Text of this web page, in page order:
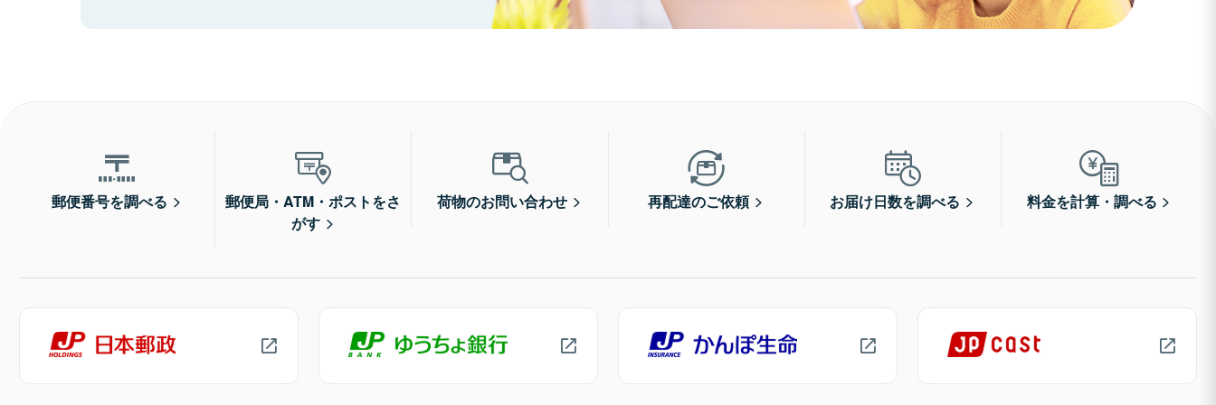
郵便番号を調べる
郵便局・ATM・ポストをさ
がす
荷物のお問い合わせ 再配達のご依頼 お届け日数を調べる 料金を計算・調べる